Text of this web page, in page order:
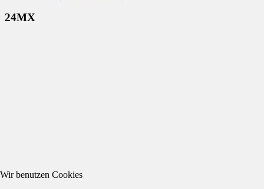
24MX
Wir benutzen Cookies